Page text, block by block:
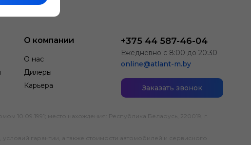
О компании
О нас
Дилеры
Карьера
+375 44 587-46-04
Ежедневно с 8:00 до 20:30
online@atlant-m.by
Заказать звонок
место нахождения: Республика Беларусь, 220019, г.
гарантии, а также стоимости автомобилей и сервисного